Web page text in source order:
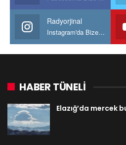
Radyorjinal
Instagram'da Bize katılın
HABER TÜNELİ
Elazığ’da mercek